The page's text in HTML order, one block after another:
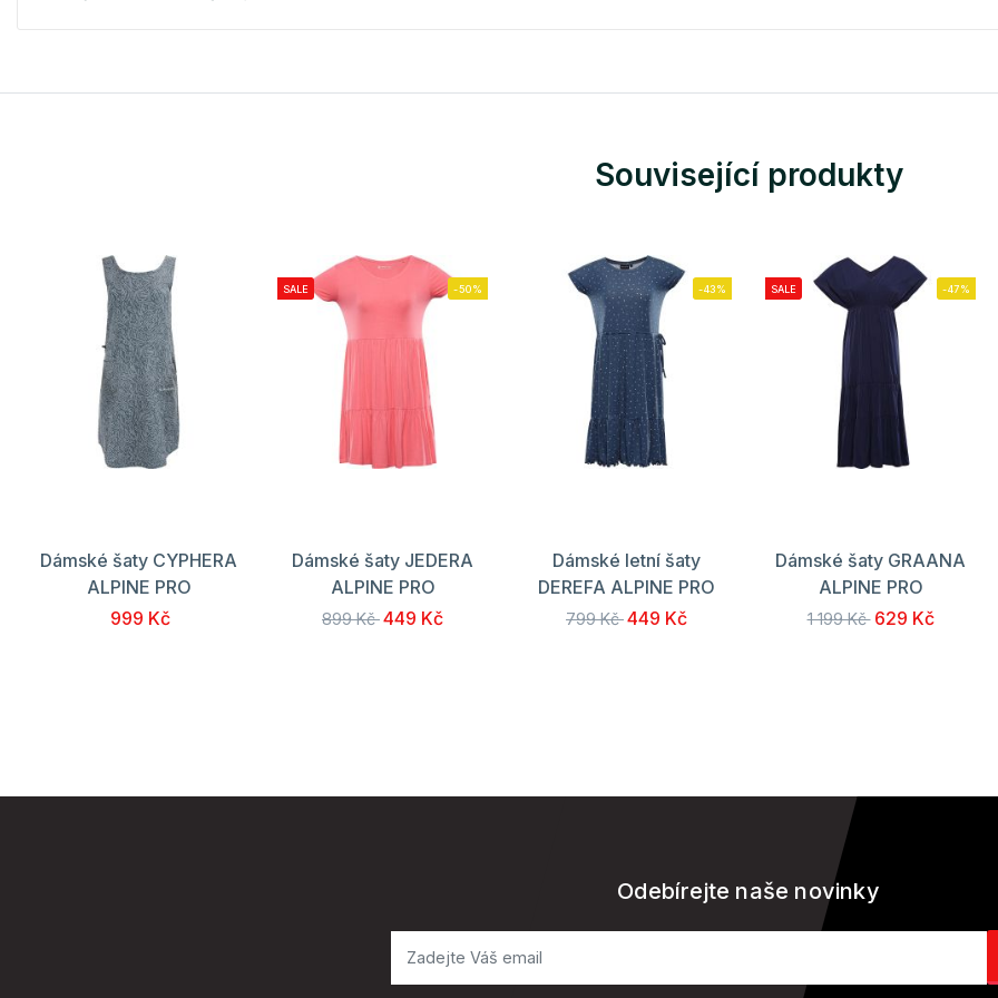
Související produkty
Dámské šaty CYPHERA
ALPINE PRO
999 Kč
SALE -50%
Dámské šaty JEDERA
ALPINE PRO
899 Kč449 Kč
-43%
Dámské letní šaty
DEREFA ALPINE PRO
799 Kč449 Kč
SALE -47%
Dámské šaty GRAANA
ALPINE PRO
1 199 Kč 629 Kč
Odebírejte naše novinky